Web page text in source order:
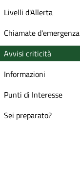
Livelli d'Allerta
Chiamate d'emergenza
Avvisi criticità
Informazioni
Punti di Interesse
Sei preparato?